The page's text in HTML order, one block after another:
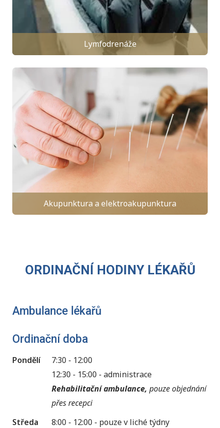
Lymfodrenáže
Akupunktura a elektroakupunktura
ORDINAČNÍ HODINY LÉKAŘŮ
Ambulance lékařů
Ordinační doba
Pondělí
7:30 - 12:00
12:30 - 15:00 - administrace
Rehabilitační ambulance, pouze objednání
přes recepci
Středa
8:00 - 12:00 - pouze v liché týdny